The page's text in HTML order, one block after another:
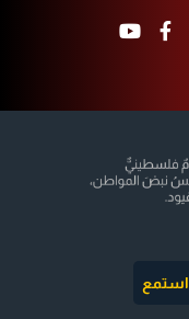
استمع